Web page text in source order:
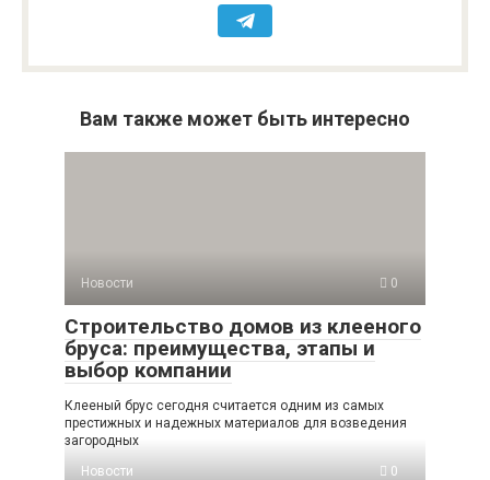
Вам также может быть интересно
Новости 0
Строительство домов из клееного
бруса: преимущества, этапы и
выбор компании
Клееный брус сегодня считается одним из самых
престижных и надежных материалов для возведения
загородных
Новости
0